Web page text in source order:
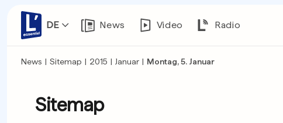
DE News Video Radio
News | Sitemap | 2015 | Januar | Montag, 5. Januar
Sitemap